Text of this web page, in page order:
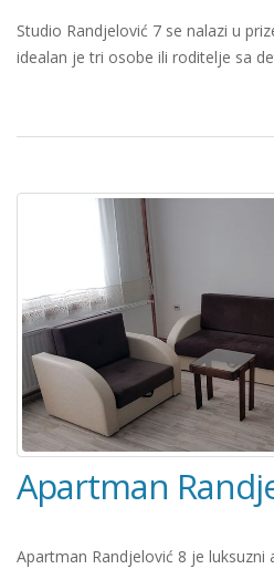
Studio Randjelović 7 se nalazi u
idealan je tri osobe ili roditelje sa
Apartman
Apartman Randjelović 8 je luksuzni